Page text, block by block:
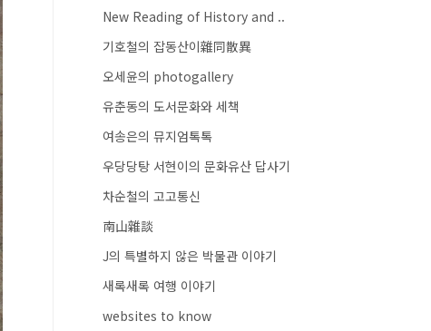
New Reading of History and ..
기호철의 잡동산이雜同散異
오세윤의 photogallery
유춘동의 도서문화와 세책
여송은의 뮤지엄톡톡
우당당탕 서현이의 문화유산 답사기
차순철의 고고통신
南山雜談
J의 특별하지 않은 박물관 이야기
새록새록 여행 이야기
websites to know